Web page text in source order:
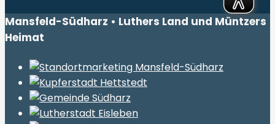
Mansfeld-Südharz • Luthers Land und Müntzers
Heimat